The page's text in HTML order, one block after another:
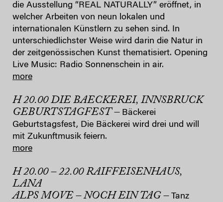
die Ausstellung “REAL NATURALLY” eröffnet, in
welcher Arbeiten von neun lokalen und
internationalen Künstlern zu sehen sind. In
unterschiedlichster Weise wird darin die Natur in
der zeitgenössischen Kunst thematisiert. Opening
Live Music: Radio Sonnenschein in air.
more
H 20.00 DIE BAECKEREI, INNSBRUCK
GEBURTSTAGFEST – Bäckerei
Geburtstagsfest, Die Bäckerei wird drei und will
mit Zukunftmusik feiern.
more
H 20.00 – 22.00 RAIFFEISENHAUS,
LANA
ALPS MOVE – NOCH EIN TAG– Tanz